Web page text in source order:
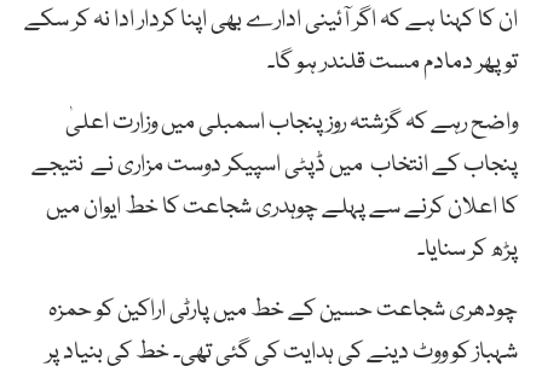
ان کا کہنا ہے کہ اگر آئینی ادارے بھی اپنا کردار ادا نہ کر سکے
تو پھر دمادم مست قلندر ہو گا۔
واضح رہے کہ گزشتہ روز پنجاب اسمبلی میں وزارت اعلیٰ
پنجاب کے انتخاب میں ڈپٹی اسپیکر دوست مزاری نے نتیجے
کا اعلان کرنے سے پہلے چوہدری شجاعت کا خط ایوان میں
پڑھ کر سنایا۔
چودھری شجاعت حسین کے خط میں پارٹی اراکین کو حمزہ
شہباز کو ووٹ دینے کی ہدایت کی گئی تھی۔ خط کی بنیاد پر